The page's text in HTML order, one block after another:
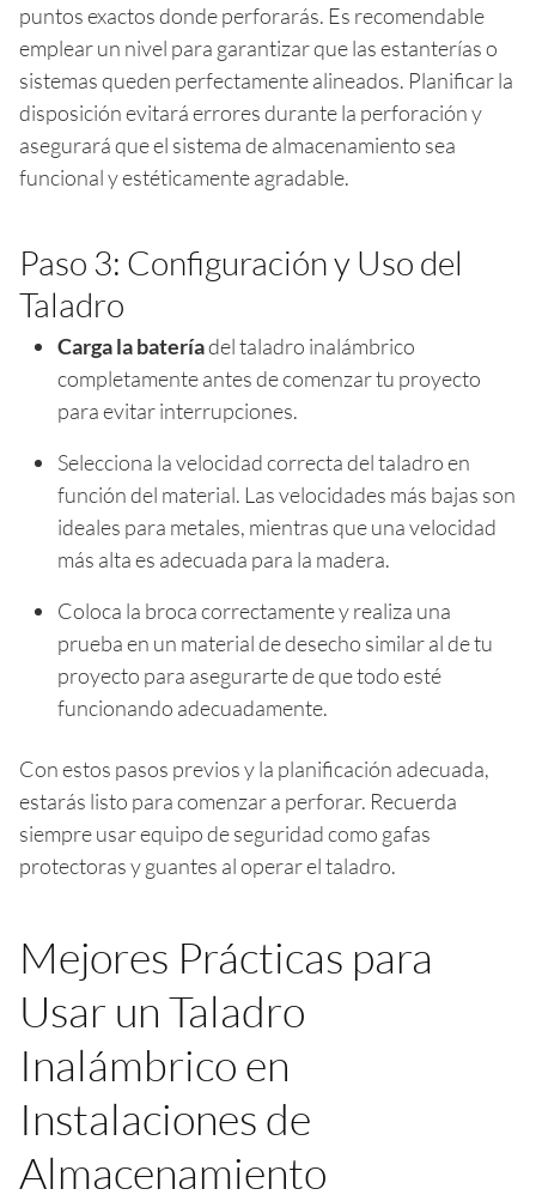
puntos exactos donde perforarás. Es recomendable
emplear un nivel para garantizar que las estanterías o
sistemas queden perfectamente alineados. Planificar la
disposición evitará errores durante la perforación y
asegurará que el sistema de almacenamiento sea
funcional y estéticamente agradable.
Paso 3: Configuración y Uso del
Taladro
Carga la bateríadel taladro inalámbrico
completamente antes de comenzar tu proyecto
para evitar interrupciones.
Selecciona la velocidad correcta del taladro en
función del material. Las velocidades más bajas son
ideales para metales, mientras que una velocidad
más alta es adecuada para la madera.
Coloca la broca correctamente y realiza una
prueba en un material de desecho similar al de tu
proyecto para asegurarte de que todo esté
funcionando adecuadamente.
Con estos pasos previos y la planificación adecuada,
estarás listo para comenzar a perforar. Recuerda
siempre usar equipo de seguridad como gafas
protectoras y guantes al operar el taladro.
Mejores Prácticas para
Usar un Taladro
Inalámbrico en
Instalaciones de
Almacenamiento